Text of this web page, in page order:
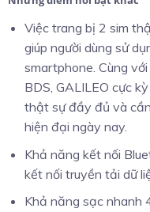
Việc trang bị 2 sim
giúp người dùng sử
smartphone. Cùng
BDS, GALILEO cực
thật sự đầy đủ và
hiện đại ngày nay.
Khả năng kết nối
kết nối truyền tải dữ
Khả năng sạc nhanh